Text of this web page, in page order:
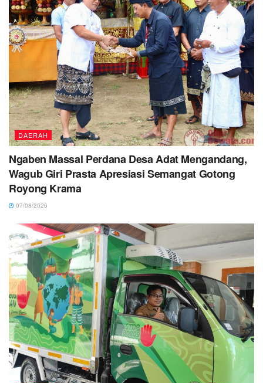
DAERAH
Ngaben Massal Perdana Desa Adat Mengandang,
Wagub Giri Prasta Apresiasi Semangat Gotong
Royong Krama
07/08/2026